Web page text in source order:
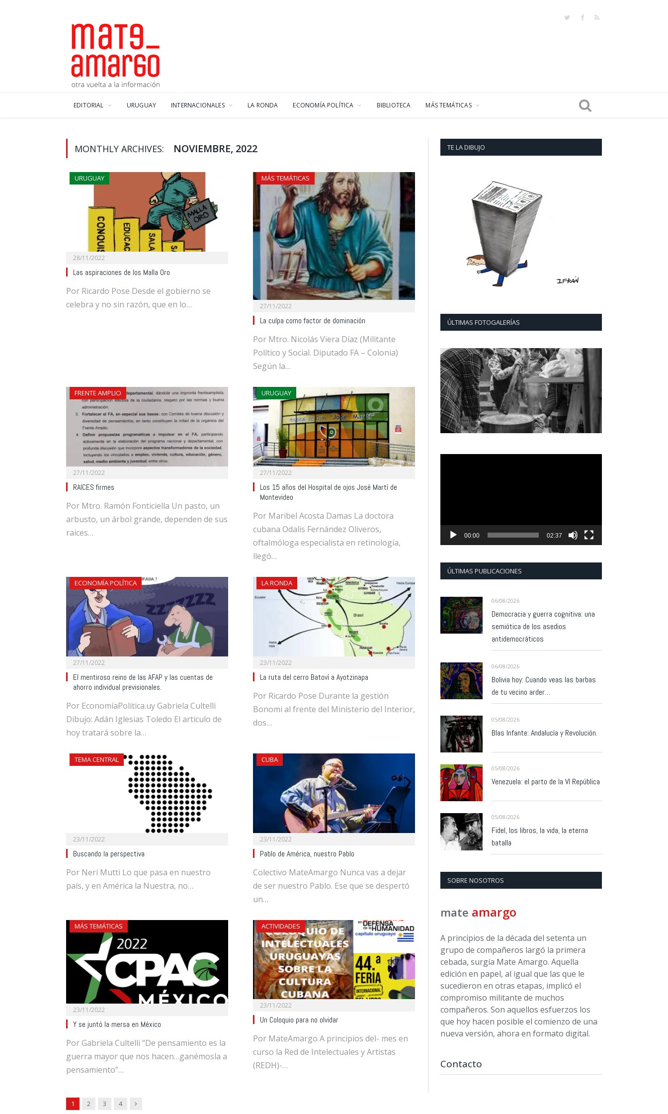
TwitterFacebook
RSS
EDITORIAL URUGUAY INTERNACIONALES LA RONDA ECONOMÍA POLÍTICA BIBLIOTECA MÁS TEMÁTICAS
MONTHLY ARCHIVES: NOVIEMBRE, 2022
URUGUAY
28/11/2022
Las aspiraciones de los Malla Oro
Por Ricardo Pose Desde el gobierno se
celebra y no sin razón, que en lo…
MÁS TEMÁTICAS
27/11/2022
La culpa como factor de dominación
Por Mtro. Nicolás Viera Díaz (Militante
Político y Social. Diputado FA – Colonia)
Según la…
FRENTE AMPLIO
27/11/2022
RAICES firmes
Por Mtro. Ramón Fonticiella Un pasto, un
arbusto, un árbol grande, dependen de sus
raíces…
URUGUAY
27/11/2022
Los 15 años del Hospital de ojos José Martí de
Montevideo
Por Maribel Acosta Damas La doctora
cubana Odalis Fernández Oliveros,
oftalmóloga especialista en retinología,
llegó…
ECONOMÍA POLÍTICA
27/11/2022
El mentiroso reino de las AFAP y las cuentas de
ahorro individual previsionales.
Por EconomíaPolitica.uy Gabriela Cultelli
Dibujo: Adán Iglesias Toledo El articulo de
hoy tratará sobre la…
LA RONDA
23/11/2022
La ruta del cerro Batoví a Ayotzinapa
Por Ricardo Pose Durante la gestión
Bonomi al frente del Ministerio del Interior,
dos…
TEMA CENTRAL
23/11/2022
Buscando la perspectiva
Por Nerí Mutti Lo que pasa en nuestro
país, y en América la Nuestra, no…
CUBA
23/11/2022
Pablo de América, nuestro Pablo
Colectivo MateAmargo Nunca vas a dejar
de ser nuestro Pablo. Ese que se despertó
un…
MÁS TEMÁTICAS
23/11/2022
Y se juntó la mersa en México
Por Gabriela Cultelli “De pensamiento es la
guerra mayor que nos hacen…ganémosla a
pensamiento”…
ACTIVIDADES
23/11/2022
Un Coloquio para no olvidar
Por MateAmargo A principios del- mes en
curso la Red de Intelectuales y Artistas
(REDH)-…
1 2 3 4 Next
TE LA DIBUJO
ÚLTIMAS FOTOGALERÍAS
00:00 02:37
ÚLTIMAS PUBLICACIONES
06/08/2026
Democracia y guerra cognitiva: una
semiótica de los asedios
antidemocráticos
06/08/2026
Bolivia hoy: Cuando veas las barbas
de tu vecino arder…
05/08/2026
Blas Infante: Andalucía y Revolución.
05/08/2026
Venezuela: el parto de la VI República
05/08/2026
Fidel, los libros, la vida, la eterna
batalla
SOBRE NOSOTROS
mate amargo
A principios de la década del setenta un
grupo de compañeros largó la primera
cebada, surgía Mate Amargo. Aquella
edición en papel, al igual que las que le
sucedieron en otras etapas, implicó el
compromiso militante de muchos
compañeros. Son aquellos esfuerzos los
que hoy hacen posible el comienzo de una
nueva versión, ahora en formato digital.
Contacto